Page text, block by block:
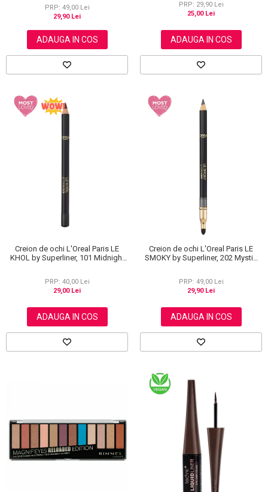
PRP: 49,00 Lei
29,90 Lei
ADAUGA IN COS
PRP: 29,90 Lei
25,00 Lei
ADAUGA IN COS
Creion de ochi L'Oreal Paris LE
KHOL by Superliner, 101 Midnight
PRP: 40,00 Lei
29,00 Lei
ADAUGA IN COS
Creion de ochi L'Oreal Paris LE
SMOKY by Superliner, 202 Mystic
PRP: 49,00 Lei
29,90 Lei
ADAUGA IN COS